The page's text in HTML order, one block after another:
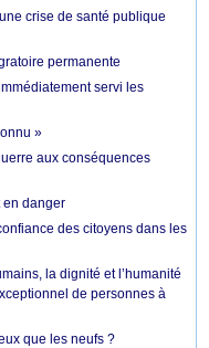
crise de santé publique
permanente
servi les
»
aux conséquences
en danger
des citoyens dans les
la dignité et l’humanité
de personnes à
que les neufs ?